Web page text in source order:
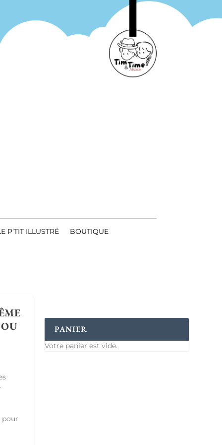
P’TIT ILLUSTRÉ BOUTIQUE
pour
PANIER
Votre panier est vide.